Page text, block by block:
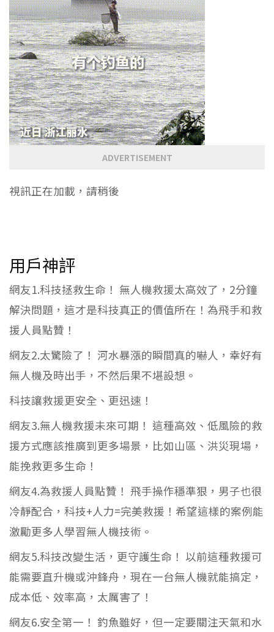
ADVERTISEMENT
視訊正在加載，請稍後
用戶神評
網友1.科技拯救生命！ 無人機救援太高效了，2分鐘
解決問題，這才是科技真正的價值所在！為飛手和救
援人員點贊！
網友2.太驚險了！ 河水暴漲的瞬間真的嚇人，幸好有
無人機及時出手，不然后果不堪設想。
科技讓救援更安全、更迅速！
網友3.無人機救援未來可期！ 這種高效、低風險的救
援方式應該推廣到更多場景，比如山區、洪災現場，
能挽救更多生命！
網友4.為救援人員點贊！ 飛手操作穩準狠，男子也很
冷靜配合，科技+人力=完美救援！希望這樣的案例能
激勵更多人學習無人機技術。
網友5.科技改變生活，更守護生命！ 以前這種救援可
能需要直升機或沖鋒舟，現在一台無人機就能搞定，
成本低、效率高，太厲害了！
網友6.安全第一！ 釣魚雖好，但一定要關注天氣和水